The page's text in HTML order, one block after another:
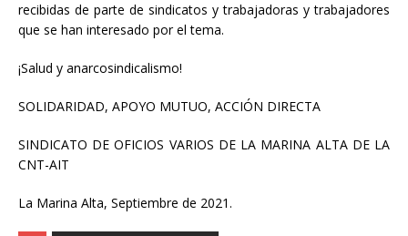
recibidas de parte de sindicatos y trabajadoras y trabajadores
que se han interesado por el tema.
¡Salud y anarcosindicalismo!
SOLIDARIDAD, APOYO MUTUO, ACCIÓN DIRECTA
SINDICATO DE OFICIOS VARIOS DE LA MARINA ALTA DE LA
CNT-AIT
La Marina Alta, Septiembre de 2021.